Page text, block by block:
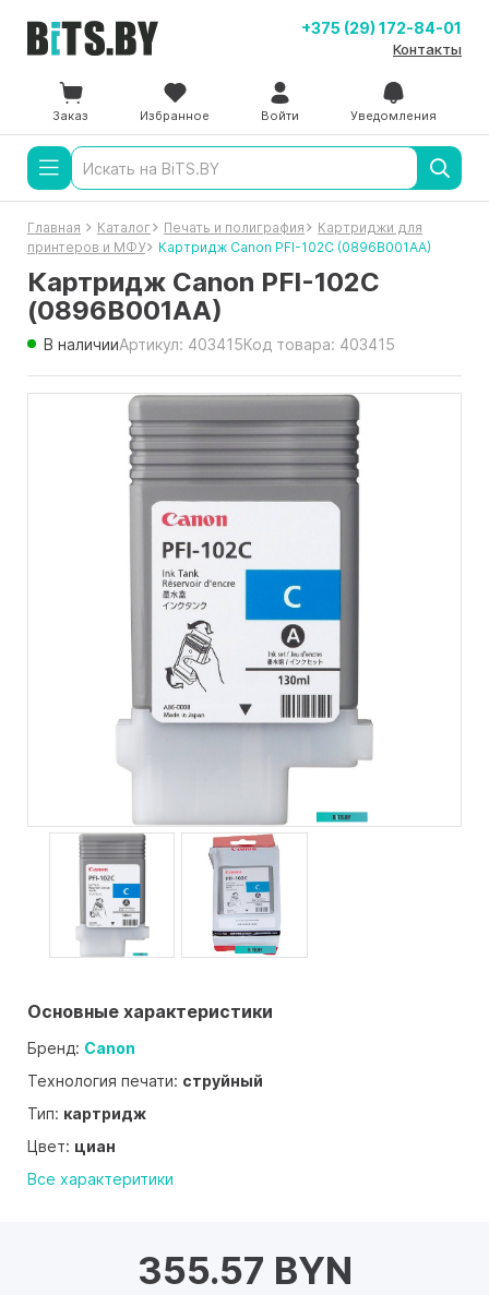
+375 (29) 172-84-01
Контакты
Заказ Избранное Войти Уведомления
Главная Каталог Печать и полиграфия
Картриджи для
принтеров и МФУ
Картридж Canon PFI-102C (0896B001AA)
Картридж Canon PFI-102C
(0896B001AA)
В наличииАртикул: 403415Код товара: 403415
Основные характеристики
Бренд: Canon
Технология печати: струйный
Тип: картридж
Цвет: циан
Все характеритики
355.57 BYN